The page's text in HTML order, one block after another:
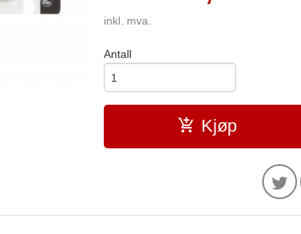
inkl. mva.
Antall
Kjøp